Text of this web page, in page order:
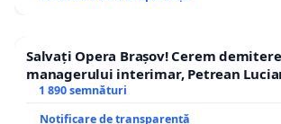
Salvați Opera Brașov! Cerem
managerului interimar, Petrean
1 890 semnături
Notificare de transparență